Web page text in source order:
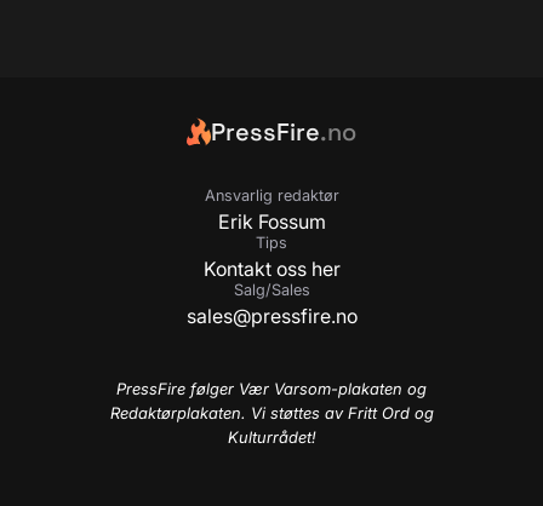
PressFire.no
Ansvarlig redaktør
Erik Fossum
Tips
Kontakt oss her
Salg/Sales
sales@pressfire.no
PressFire følger Vær Varsom-plakaten og
Redaktørplakaten. Vi støttes av Fritt Ord og
Kulturrådet!